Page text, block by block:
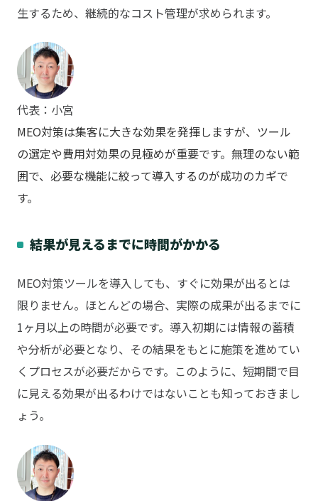
生するため、継続的なコスト管理が求められます。
代表：小宮
MEO対策は集客に大きな効果を発揮しますが、ツール
の選定や費用対効果の見極めが重要です。無理のない範
囲で、必要な機能に絞って導入するのが成功のカギで
す。
結果が見えるまでに時間がかかる
MEO対策ツールを導入しても、すぐに効果が出るとは
限りません。ほとんどの場合、実際の成果が出るまでに
1ヶ月以上の時間が必要です。導入初期には情報の蓄積
や分析が必要となり、その結果をもとに施策を進めてい
くプロセスが必要だからです。このように、短期間で目
に見える効果が出るわけではないことも知っておきまし
ょう。